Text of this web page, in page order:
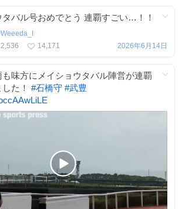
タバル号おめでとう 連覇すごい…！！
Weeeda_I
2,536 14,171 2026年6月14日
も味方にメイショウタバル陣営が連覇
た！ #石橋守 #武豊